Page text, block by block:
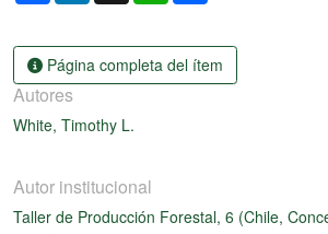
Página completa del ítem
Autores
White, Timothy L.
Autor institucional
Taller de Producción Forestal, 6 (Chile,